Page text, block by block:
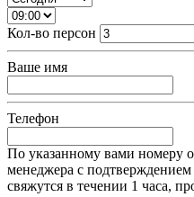
Кол-во персон
Ваше имя
Телефон
По указанному вами номеру
менеджера с
свяжутся в течении 1 часа,